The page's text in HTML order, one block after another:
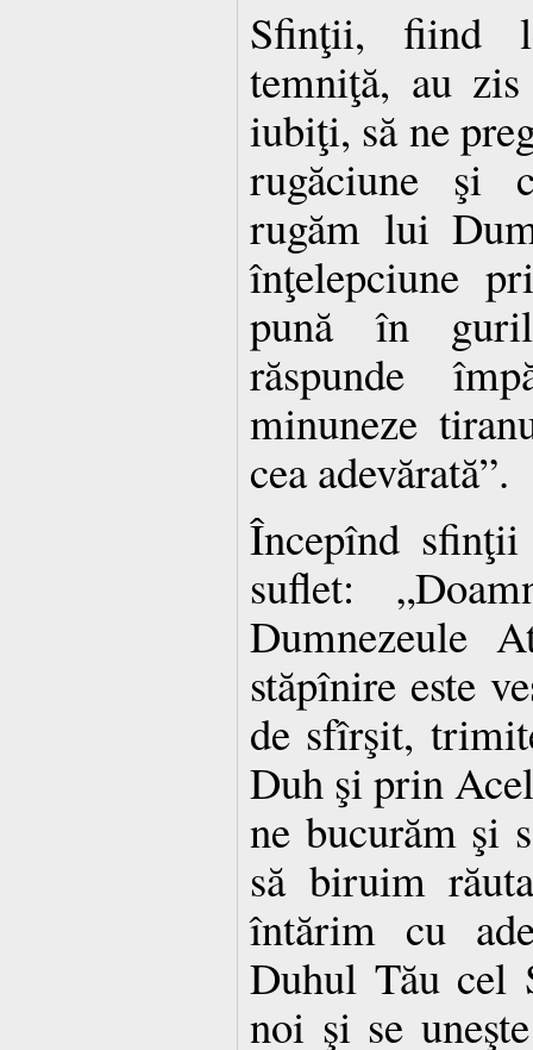
Sfinţii, fiind
temniţă, au
iubiţi, să ne
rugăciune şi
rugăm lui
înţelepciune
pună în
răspunde
minuneze
cea adevărată”.
Începînd
suflet:
Dumnezeule
stăpînire este
de sfîrşit,
Duh şi prin
ne bucurăm şi
să biruim
întărim cu
Duhul Tău cel
noi şi se